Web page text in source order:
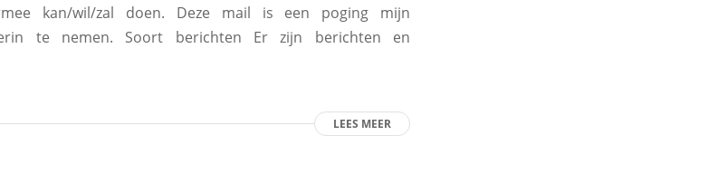
kan/wil/zal doen. Deze mail is een poging mijn
te nemen. Soort berichten Er zijn berichten en
LEES MEER